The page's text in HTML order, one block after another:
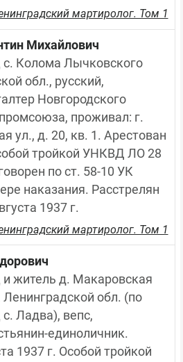
мартиролог. Том 1
Михайлович
с. Колома Лычковского
обл., русский,
Новгородского
проживал: г.
ул., д. 20, кв. 1. Арестован
тройкой УНКВД ЛО 28
по ст. 58-10 УК
наказания. Расстрелян
1937 г.
мартиролог. Том 1
и житель д. Макаровская
Ленинградской обл. (по
Ладва), вепс,
единоличник.
1937 г. Особой тройкой